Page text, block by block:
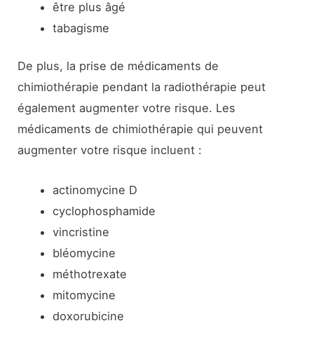
être plus âgé
tabagisme
De plus, la prise de médicaments de
chimiothérapie pendant la radiothérapie peut
également augmenter votre risque. Les
médicaments de chimiothérapie qui peuvent
augmenter votre risque incluent :
actinomycine D
cyclophosphamide
vincristine
bléomycine
méthotrexate
mitomycine
doxorubicine